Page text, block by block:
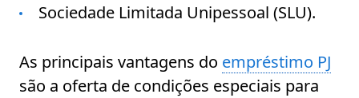
Sociedade Limitada Unipessoal (SLU).
As principais vantagens do empréstimo PJ
são a oferta de condições especiais para